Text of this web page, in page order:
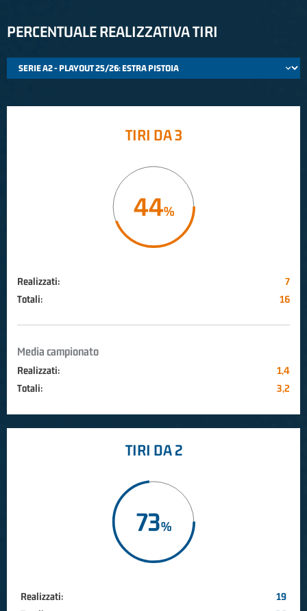
PERCENTUALE REALIZZATIVA TIRI
TIRI DA 3
44
Realizzati:
7
Totali:
16
Media campionato
Realizzati:
1,4
Totali:
3,2
TIRI DA 2
73
Realizzati:
19